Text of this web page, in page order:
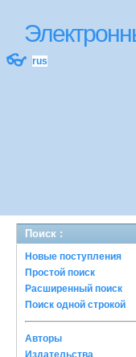
👓 rus
Поиск :
Новые поступления
Простой поиск
Расширенный поиск
Поиск одной строкой
Авторы
Издательства